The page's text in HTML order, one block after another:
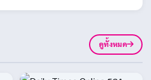
ดูทั้งหมด